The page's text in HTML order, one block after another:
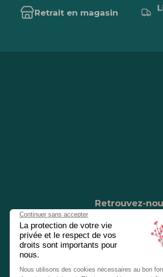
Retrait en magasin
Retrouvez-
Nos magasins
Chez nos